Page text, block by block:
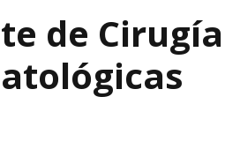
de Cirugía